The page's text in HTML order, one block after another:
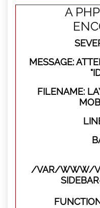
A
MESSAGE:
FILENAME:
/VAR/WWW/